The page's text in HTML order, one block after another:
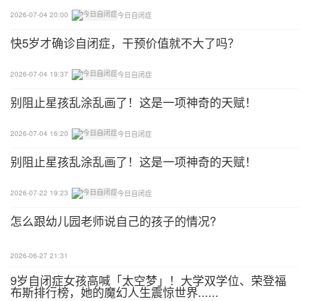
玫瑰说道：“什么颜色？”莎莎说道：“红色”，并获准
道：“这是什么花？”，并鼓励她说“玫瑰”。
当莎莎说了以后，同样也得到了这朵玫瑰。接着，王
强指着黄水仙问：“什么颜色？”莎莎说：“黄色”，并
么花呀？”，同时鼓励莎莎说黄水仙。在莎莎说了之
后，她同样摘到了这支花。
这同样是一个将维持任务（颜色命名）穿插在更为困
难的获得任务（花的命名）之中的出色例子。这一例
子也还表明，语言训练也同日常活动相结合，可以增
加父母和孩子对学习训练的乐趣。
B.坏的例子
2026-07-04 20:00 今日自闭症
快5岁才确诊自闭症，干预价值就不大了吗？
2026-07-04 19:37 今日自闭症
别阻止星孩乱涂乱画了！这是一项神奇的天赋！
2026-07-04 16:20 今日自闭症
别阻止星孩乱涂乱画了！这是一项神奇的天赋！
2026-07-22 19:23 今日自闭症
怎么跟幼儿园老师说自己的孩子的情况?
2026-06-27 21:31
9岁自闭症女孩高喊「太空梦」！大学双学位、荣登福
布斯排行榜，她的魔幻人生震惊世界......